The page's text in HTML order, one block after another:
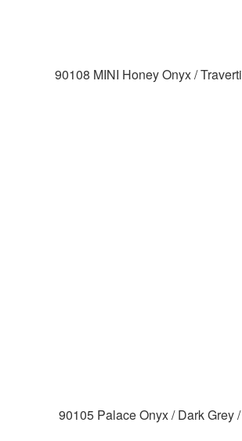
90108 MINI Honey Onyx /
90105 Palace Onyx / Dark Grey